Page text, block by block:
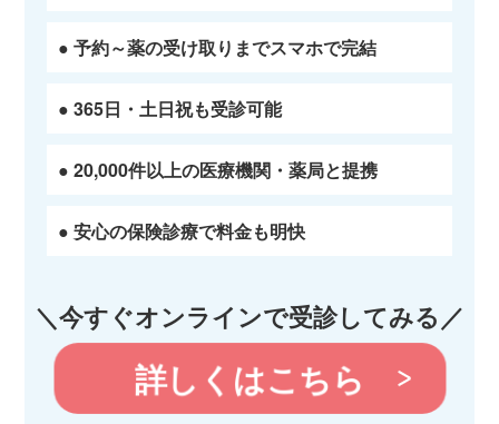
● 予約～薬の受け取りまでスマホで完結
● 365日・土日祝も受診可能
● 20,000件以上の医療機関・薬局と提携
● 安心の保険診療で料金も明快
＼今すぐオンラインで受診してみる／
詳しくはこちら